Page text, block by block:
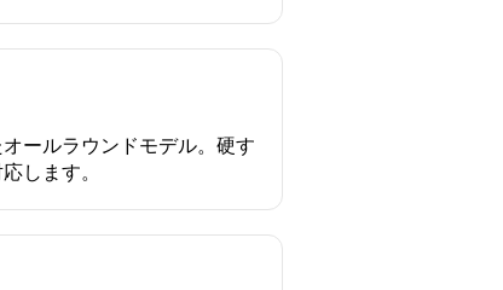
ールラウンドモデル。硬す
します。